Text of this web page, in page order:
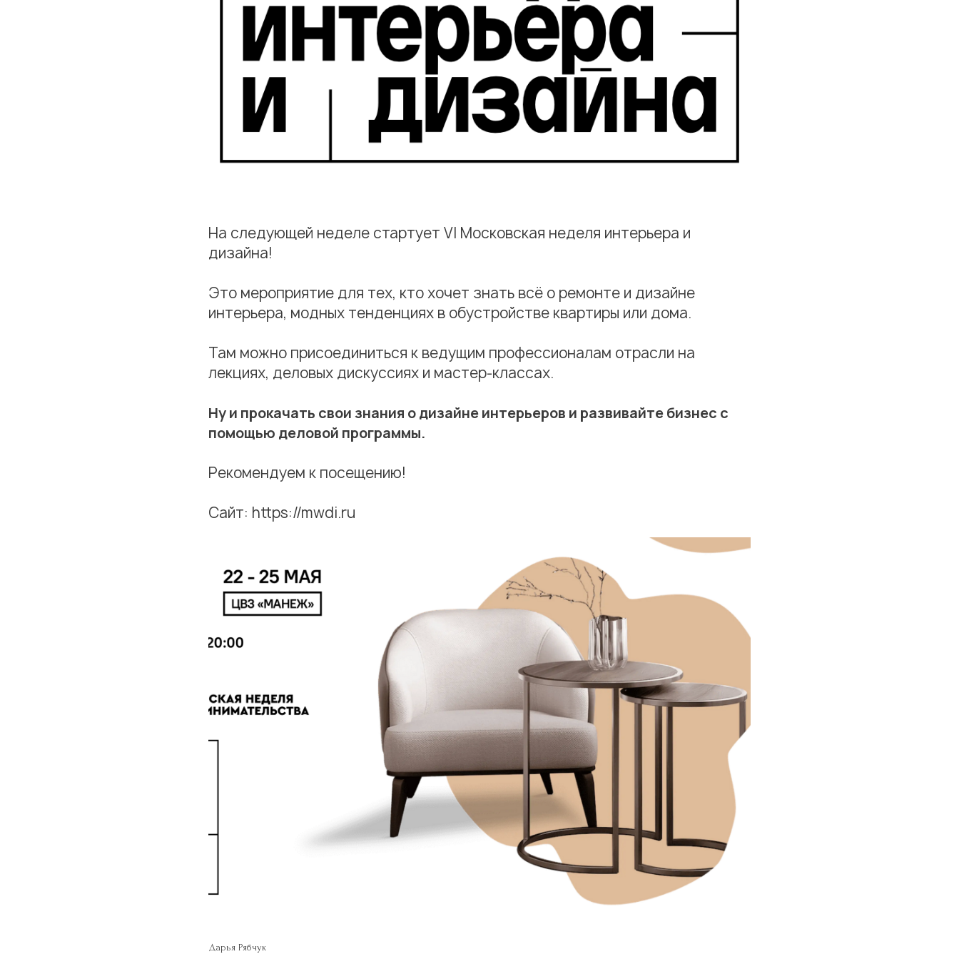
На следующей неделе стартует VI Московская неделя интерьера и
дизайна!
Это мероприятие для тех, кто хочет знать всё о ремонте и дизайне
интерьера, модных тенденциях в обустройстве квартиры или дома.
Там можно присоединиться к ведущим профессионалам отрасли на
лекциях, деловых дискуссиях и мастер-классах.
Ну и прокачать свои знания о дизайне интерьеров и развивайте бизнес с
помощью деловой программы.
Рекомендуем к посещению!
Сайт: https://mwdi.ru
Дарья Рябчук